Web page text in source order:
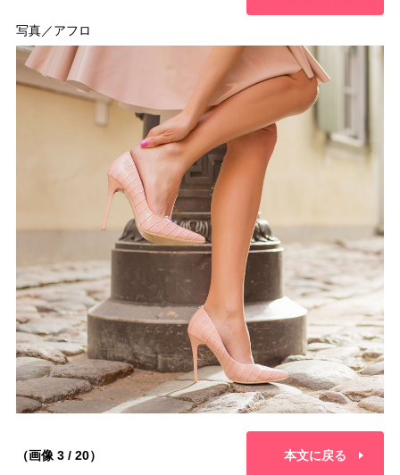
写真／アフロ
（画像 3 / 20） 本文に戻る